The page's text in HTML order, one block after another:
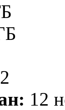
12